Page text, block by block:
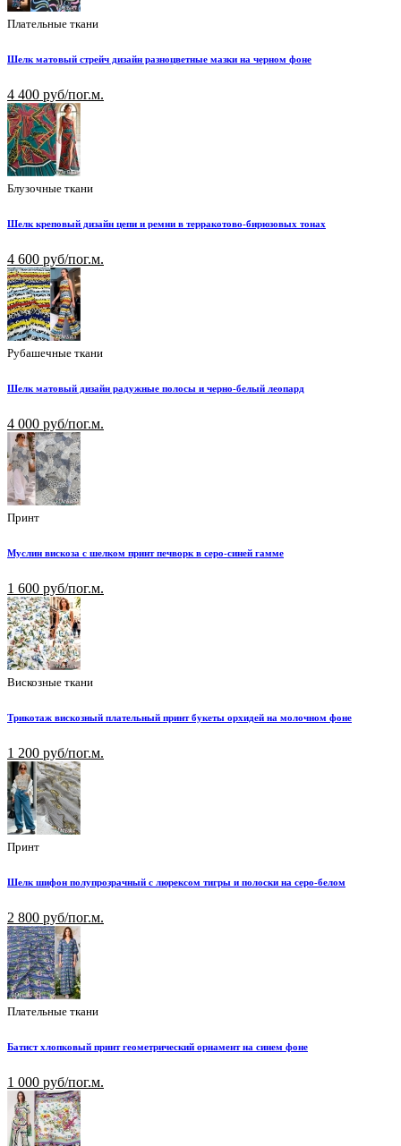
Плательные ткани
Шелк матовый стрейч дизайн разноцветные мазки на черном фоне
4 400 руб/пог.м.
Блузочные ткани
Шелк креповый дизайн цепи и ремни в терракотово-бирюзовых тонах
4 600 руб/пог.м.
Рубашечные ткани
Шелк матовый дизайн радужные полосы и черно-белый леопард
4 000 руб/пог.м.
Принт
Муслин вискоза с шелком принт печворк в серо-синей гамме
1 600 руб/пог.м.
Вискозные ткани
Трикотаж вискозный плательный принт букеты орхидей на молочном фоне
1 200 руб/пог.м.
Принт
Шелк шифон полупрозрачный с люрексом тигры и полоски на серо-белом
2 800 руб/пог.м.
Плательные ткани
Батист хлопковый принт геометрический орнамент на синем фоне
1 000 руб/пог.м.